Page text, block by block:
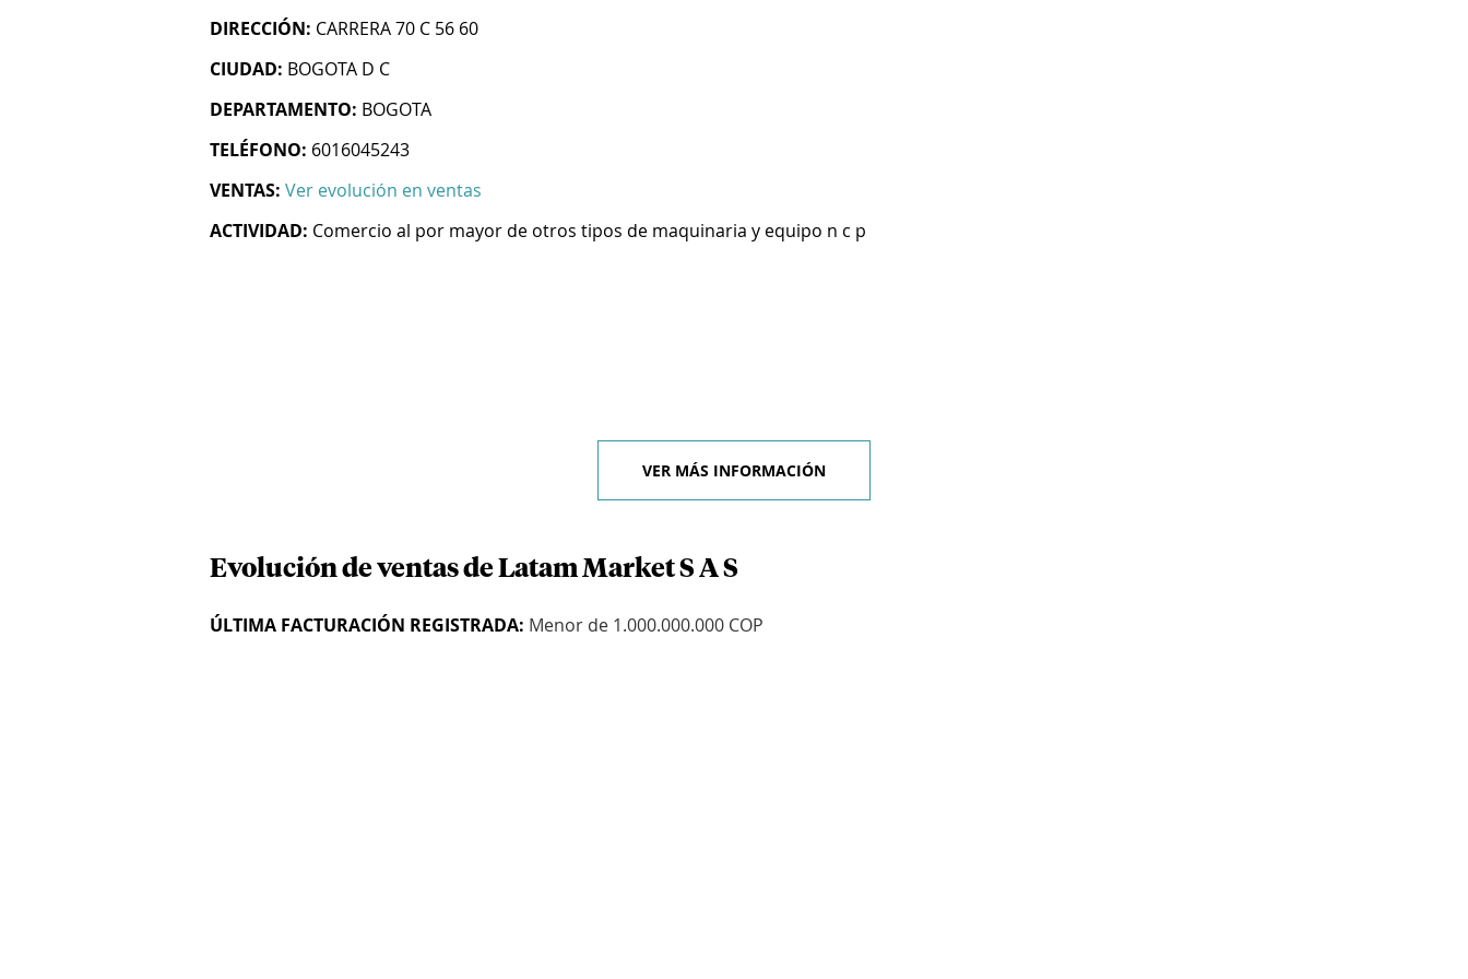
DIRECCIÓN: CARRERA 70 C 56 60
CIUDAD: BOGOTA D C
DEPARTAMENTO: BOGOTA
TELÉFONO: 6016045243
VENTAS: Ver evolución en ventas
ACTIVIDAD: Comercio al por mayor de otros tipos de maquinaria y equipo n c p
VER MÁS INFORMACIÓN
Evolución de ventas de Latam Market S A S
ÚLTIMA FACTURACIÓN REGISTRADA: Menor de 1.000.000.000 COP